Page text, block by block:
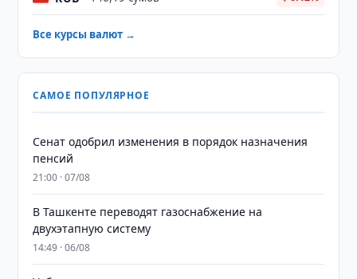
Все курсы валют →
САМОЕ ПОПУЛЯРНОЕ
Сенат одобрил изменения в порядок назначения
пенсий
21:00 · 07/08
В Ташкенте переводят газоснабжение на
двухэтапную систему
14:49 · 06/08